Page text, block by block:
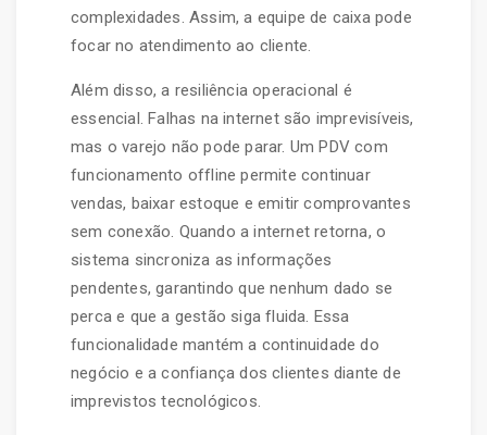
complexidades. Assim, a equipe de caixa pode
focar no atendimento ao cliente.
Além disso, a resiliência operacional é
essencial. Falhas na internet são imprevisíveis,
mas o varejo não pode parar. Um PDV com
funcionamento offline permite continuar
vendas, baixar estoque e emitir comprovantes
sem conexão. Quando a internet retorna, o
sistema sincroniza as informações
pendentes, garantindo que nenhum dado se
perca e que a gestão siga fluida. Essa
funcionalidade mantém a continuidade do
negócio e a confiança dos clientes diante de
imprevistos tecnológicos.